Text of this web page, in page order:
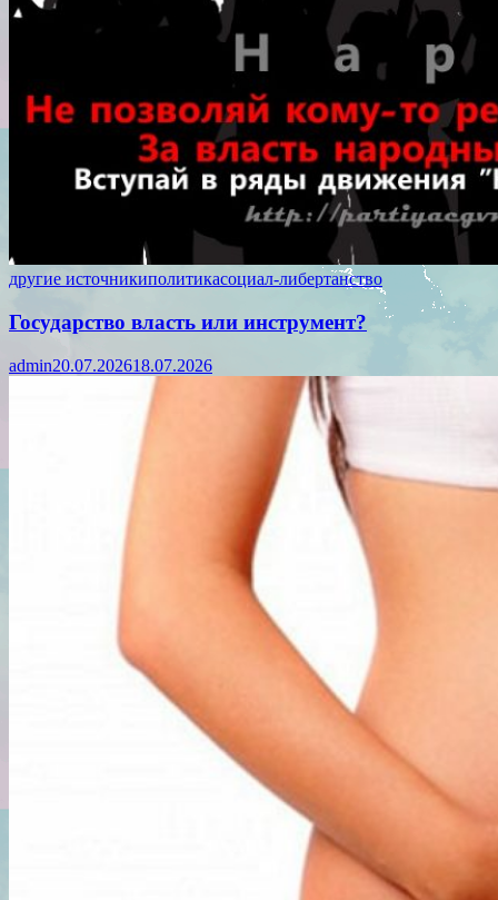
другие источникиполитикасоциал-либертанство
Государство власть или инструмент?
admin20.07.202618.07.2026